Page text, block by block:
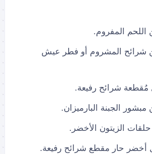
جم من شرائح المشروم أو فطر عيش